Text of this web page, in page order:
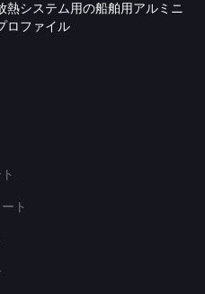
熱システム用の船舶用アルミニ
ロファイル
ト